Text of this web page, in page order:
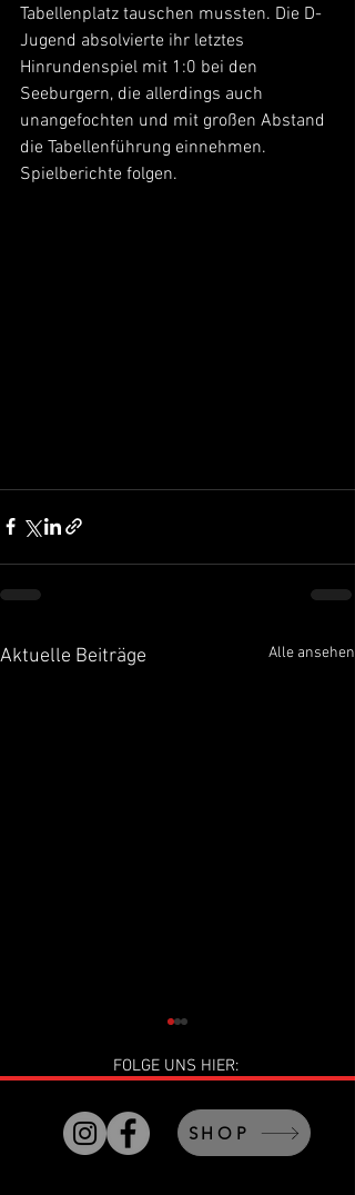
Tabellenplatz tauschen mussten. Die D-
Jugend absolvierte ihr letztes
Hinrundenspiel mit 1:0 bei den
Seeburgern, die allerdings auch
unangefochten und mit großen Abstand
die Tabellenführung einnehmen.
Spielberichte folgen.
Aktuelle Beiträge Alle ansehen
FOLGE UNS HIER:
SHOP